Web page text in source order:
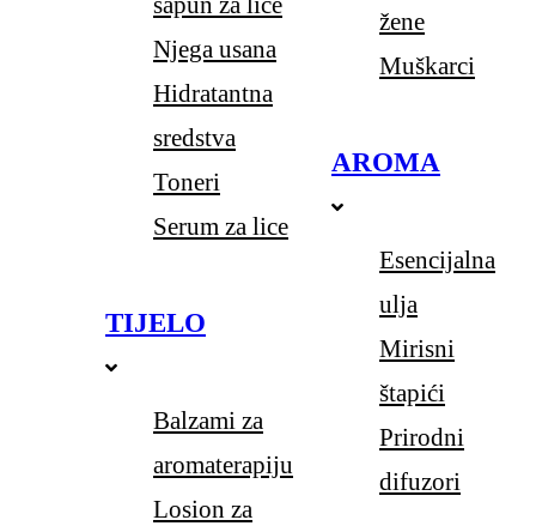
Njega usana
Hidratantna
sredstva
Toneri
Serum za lice
TIJELO
Balzami za
aromaterapiju
Losion za
žene
Muškarci
AROMA
Esencijalna
ulja
Mirisni
štapići
Prirodni
difuzori